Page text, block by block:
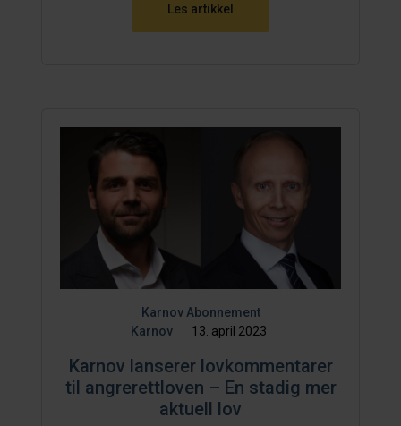
Les artikkel
Karnov Abonnement
Karnov
13. april 2023
Karnov lanserer lovkommentarer
til angrerettloven – En stadig mer
aktuell lov